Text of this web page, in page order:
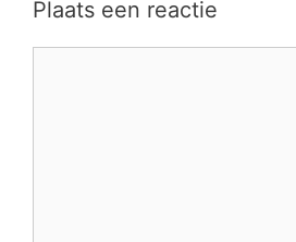
Plaats een reactie